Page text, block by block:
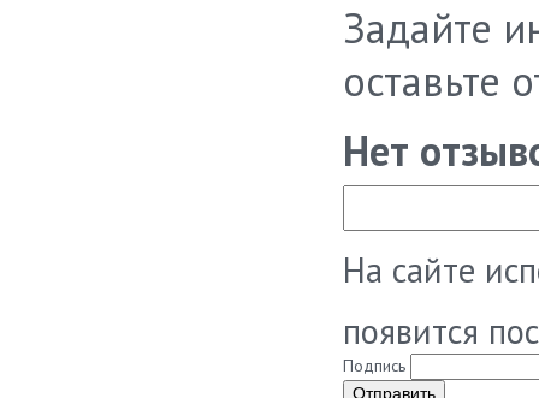
Задайте
оставьте
Нет
На сайте
появится
Подпись